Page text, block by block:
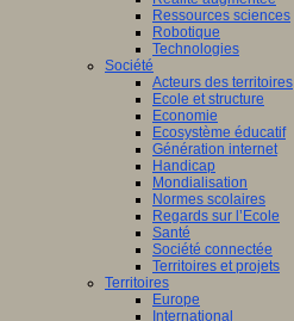
Ressources sciences
Robotique
Technologies
Société
Acteurs des territoires
Ecole et structure
Economie
Ecosystème éducatif
Génération internet
Handicap
Mondialisation
Normes scolaires
Regards sur l’Ecole
Santé
Société connectée
Territoires et projets
Territoires
Europe
International